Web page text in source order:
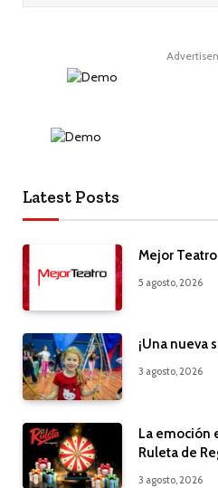
Latest Posts
Mejor Teatro
5 agosto, 2026
¡Una nueva
3 agosto, 2026
La emoción
Ruleta de
3 agosto, 2026